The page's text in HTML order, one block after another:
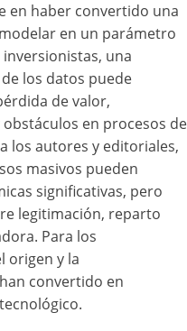
en haber convertido una
en un parámetro
una
los datos puede
de valor,
en procesos de
los autores y editoriales,
masivos pueden
significativas, pero
legitimación, reparto
Para los
origen y la
convertido en